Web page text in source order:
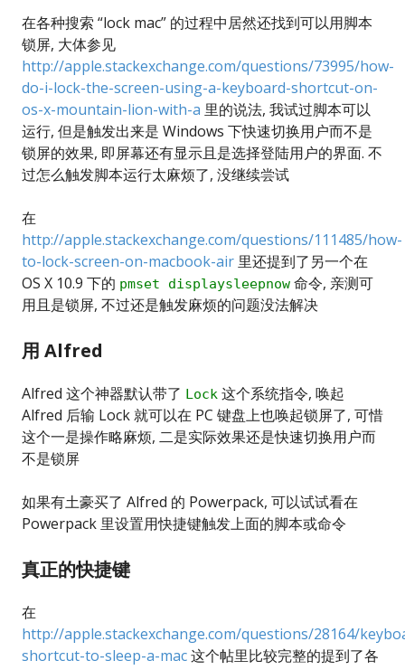
在各种搜索 “lock mac” 的过程中居然还找到可以用脚本
锁屏, 大体参见
http://apple.stackexchange.com/questions/73995/how-
do-i-lock-the-screen-using-a-keyboard-shortcut-on-
os-x-mountain-lion-with-a 里的说法, 我试过脚本可以
运行, 但是触发出来是 Windows 下快速切换用户而不是
锁屏的效果, 即屏幕还有显示且是选择登陆用户的界面. 不
过怎么触发脚本运行太麻烦了, 没继续尝试
在
http://apple.stackexchange.com/questions/111485/how-
to-lock-screen-on-macbook-air 里还提到了另一个在
OS X 10.9 下的 pmset displaysleepnow 命令, 亲测可
用且是锁屏, 不过还是触发麻烦的问题没法解决
用 Alfred
Alfred 这个神器默认带了 Lock 这个系统指令, 唤起
Alfred 后输 Lock 就可以在 PC 键盘上也唤起锁屏了, 可惜
这个一是操作略麻烦, 二是实际效果还是快速切换用户而
不是锁屏
如果有土豪买了 Alfred 的 Powerpack, 可以试试看在
Powerpack 里设置用快捷键触发上面的脚本或命令
真正的快捷键
在
http://apple.stackexchange.com/questions/28164/
shortcut-to-sleep-a-mac这个帖里比较完整的提到了各